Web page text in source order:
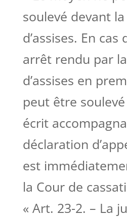
soulevé devant
d’assises. En cas
arrêt rendu par
d’assises en
peut être
écrit
déclaration
est
la Cour de
« Art. 23-2. – La